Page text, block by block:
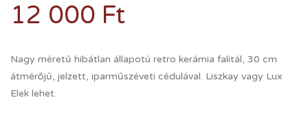
12 000 Ft
Nagy méretű hibátlan állapotú retro kerámia falitál, 30 cm
átmérőjű, jelzett, iparműszéveti cédulával. Liszkay vagy Lux
Elek lehet.